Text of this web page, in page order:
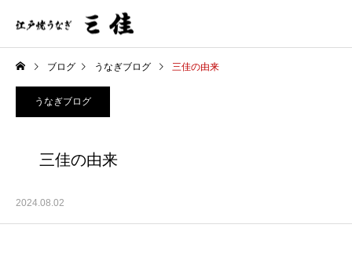
ブログ うなぎブログ 三佳の由来
うなぎブログ
三佳の由来
2024.08.02